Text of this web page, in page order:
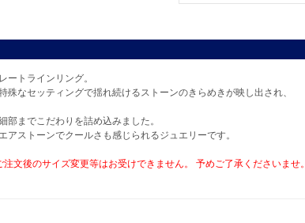
ートラインリング。
なセッティングで揺れ続けるストーンのきらめきが映し出され、
までこだわりを詰め込みました。
ストーンでクールさも感じられるジュエリーです。
文後のサイズ変更等はお受けできません。 予めご了承くださいませ。